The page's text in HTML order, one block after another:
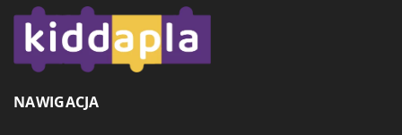
NAWIGACJA